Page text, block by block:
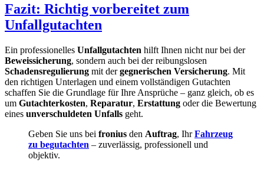
Fazit: Richtig vorbereitet zum
Unfallgutachten
Ein professionelles Unfallgutachten hilft Ihnen nicht nur bei der
Beweissicherung, sondern auch bei der reibungslosen
Schadensregulierung mit dergegnerischen Versicherung. Mit
den richtigen Unterlagen und einem vollständigen Gutachten
schaffen Sie die Grundlage für Ihre Ansprüche – ganz gleich, ob es
um Gutachterkosten, Reparatur, Erstattung oder die Bewertung
eines unverschuldeten Unfalls geht.
Geben Sie uns bei fronius den Auftrag, IhrFahrzeug
zu begutachten – zuverlässig, professionell und
objektiv.